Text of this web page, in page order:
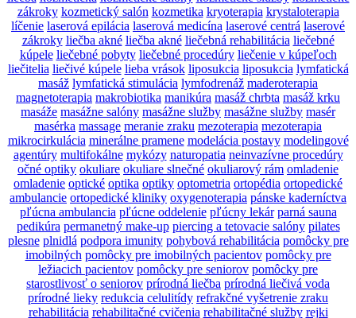
zákroky kozmetický salón kozmetika kryoterapia krystaloterapia
líčenie laserová epilácia laserová medicína laserové centrá laserové
zákroky liečba akné liečba akné liečebná rehabilitácia liečebné
kúpele liečebné pobyty liečebné procedúry liečenie v kúpeľoch
liečitelia liečivé kúpele lieba vrások liposukcia liposukcia lymfatická
masáž lymfatická stimulácia lymfodrenáž maderoterapia
magnetoterapia makrobiotika manikúra masáž chrbta masáž krku
masáže masážne salóny masážne služby masážne služby masér
masérka massage meranie zraku mezoterapia mezoterapia
mikrocirkulácia minerálne pramene modelácia postavy modelingové
agentúry multifokálne mykózy naturopatia neinvazívne procedúry
očné optiky okuliare okuliare slnečné okuliarový rám omladenie
omladenie optické optika optiky optometria ortopédia ortopedické
ambulancie ortopedické kliniky oxygenoterapia pánske kaderníctva
pľúcna ambulancia pľúcne oddelenie pľúcny lekár parná sauna
pedikúra permanetný make-up piercing a tetovacie salóny pilates
plesne plnidlá podpora imunity pohybová rehabilitácia pomôcky pre
imobilných pomôcky pre imobilných pacientov pomôcky pre
ležiacich pacientov pomôcky pre seniorov pomôcky pre
starostlivosť o seniorov prírodná liečba prírodná liečivá voda
prírodné lieky redukcia celulitídy refrakčné vyšetrenie zraku
rehabilitácia rehabilitačné cvičenia rehabilitačné služby rejki